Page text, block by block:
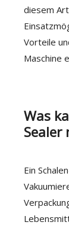
diesem
Vorteile
Maschine
Was
Sealer
Ein